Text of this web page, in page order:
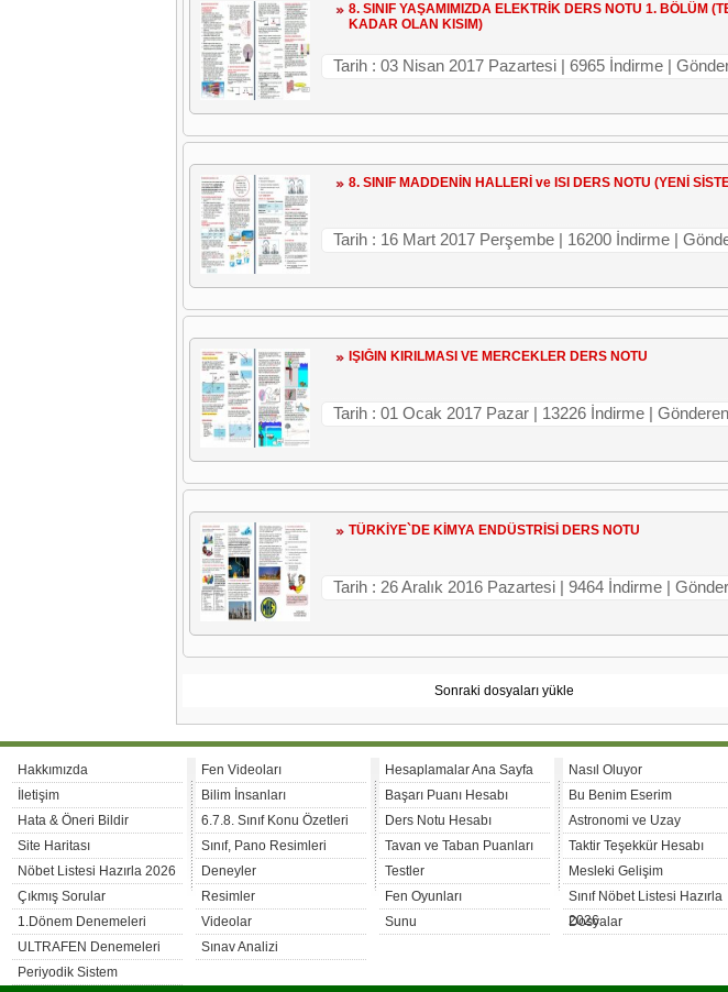
8. SINIF YAŞAMIMIZDA ELEKTRİK DERS NOTU 1. BÖLÜM
KADAR OLAN KISIM)
Tarih : 03 Nisan 2017 Pazartesi | 6965 İndirme |
8. SINIF MADDENİN HALLERİ ve ISI DERS NOTU (YENİ
Tarih : 16 Mart 2017 Perşembe | 16200 İndirme |
IŞIĞIN KIRILMASI VE MERCEKLER DERS NOTU
Tarih : 01 Ocak 2017 Pazar | 13226 İndirme | Gönderen
TÜRKİYE`DE KİMYA ENDÜSTRİSİ DERS NOTU
Tarih : 26 Aralık 2016 Pazartesi | 9464 İndirme |
Sonraki dosyaları yükle
Hakkımızda
İletişim
Hata & Öneri Bildir
Site Haritası
Nöbet Listesi Hazırla 2026
Çıkmış Sorular
1.Dönem Denemeleri
ULTRAFEN Denemeleri
Periyodik Sistem
Fen Videoları
Bilim İnsanları
6.7.8. Sınıf Konu Özetleri
Sınıf, Pano Resimleri
Deneyler
Resimler
Videolar
Sınav Analizi
Hesaplamalar Ana Sayfa
Başarı Puanı Hesabı
Ders Notu Hesabı
Tavan ve Taban Puanları
Testler
Fen Oyunları
Sunu
Nasıl Oluyor
Bu Benim Eserim
Astronomi ve Uzay
Taktir Teşekkür Hesabı
Mesleki Gelişim
Sınıf Nöbet Listesi Hazırla
2026
Dosyalar